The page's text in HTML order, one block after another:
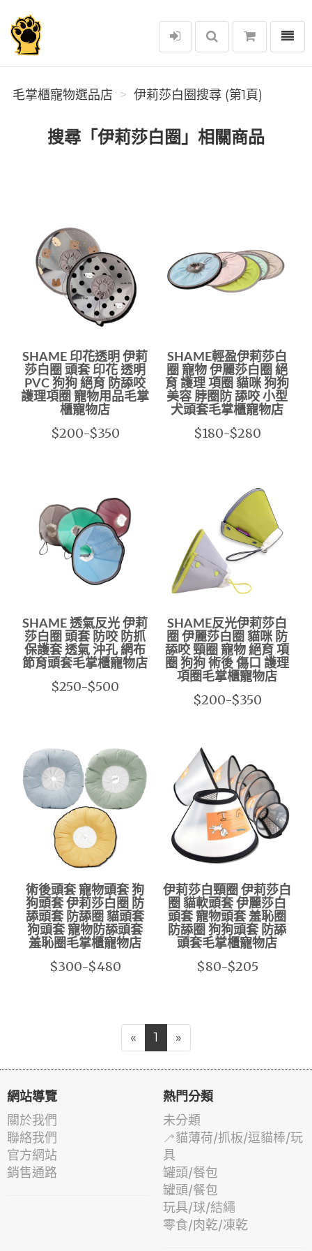
毛掌櫃寵物選品店
選單
毛掌櫃寵物選品店 伊莉莎白圈搜尋 (第1頁)
搜尋「伊莉莎白圈」相關商品
SHAME 印花透明 伊莉
莎白圈 頭套 印花 透明
PVC 狗狗 絕育 防舔咬
護理項圈 寵物用品毛掌
櫃寵物店
$200-$350
SHAME輕盈伊莉莎白
圈 寵物 伊麗莎白圈 絕
育 護理 項圈 貓咪 狗狗
美容 脖圈防 舔咬 小型
犬頭套毛掌櫃寵物店
$180-$280
SHAME 透氣反光 伊莉
莎白圈 頭套 防咬 防抓
保護套 透氣 沖孔 網布
節育頭套毛掌櫃寵物店
$250-$500
SHAME反光伊莉莎白
圈 伊麗莎白圈 貓咪 防
舔咬 頸圈 寵物 絕育 項
圈 狗狗 術後 傷口 護理
項圈毛掌櫃寵物店
$200-$350
術後頭套 寵物頭套 狗
狗頭套 伊莉莎白圈 防
舔頭套 防舔圈 貓頭套
狗頭套 寵物防舔頭套
羞恥圈毛掌櫃寵物店
$300-$480
伊莉莎白頸圈 伊莉莎白
圈 貓軟頭套 伊麗莎白
頭套 寵物頭套 羞恥圈
防舔圈 狗狗頭套 防舔
頭套毛掌櫃寵物店
$80-$205
« 1 »
網站導覽
關於我們
聯絡我們
官方網站
銷售通路
熱門分類
未分類
🦯貓薄荷/抓板/逗貓棒/玩
具
罐頭/餐包
罐頭/餐包
玩具/球/結繩
零食/肉乾/凍乾